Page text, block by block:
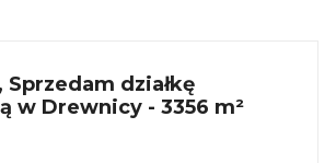
działkę
w Drewnicy - 3356 m²